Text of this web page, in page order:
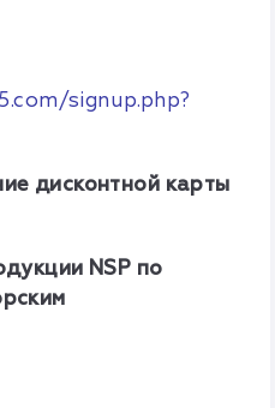
signup.php?
дисконтной карты
NSP по